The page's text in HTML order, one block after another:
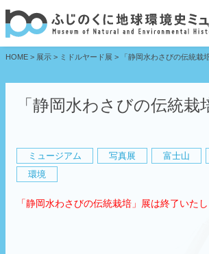
HOME > 展示 > ミドルヤード展 > 「静岡水わさびの伝統栽
「静岡水わさびの伝統栽
ミュージアム 写真展 富士山
環境
「静岡水わさびの伝統栽培」展は終了いた